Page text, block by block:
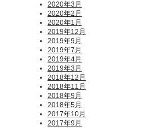
2020年3月
2020年2月
2020年1月
2019年12月
2019年9月
2019年7月
2019年4月
2019年3月
2018年12月
2018年11月
2018年9月
2018年5月
2017年10月
2017年9月